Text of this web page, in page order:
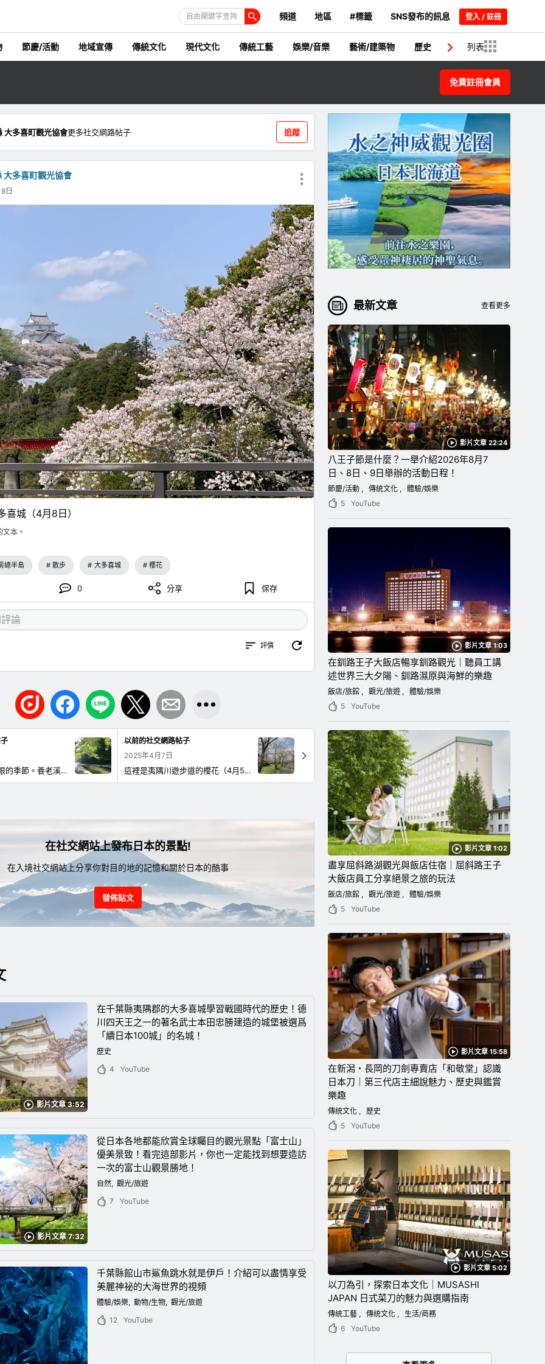
自由關鍵字查詢 頻道 地區 #標籤 SNS發布的訊息 登入 / 註冊
節慶/活動 地域宣傳 傳統文化 現代文化 傳統工藝 娛樂/音樂 藝術/建築物 歷史 日本人/名人
列表
免費註冊會員
大多喜町觀光協會更多社交網路帖子 追蹤
大多喜町觀光協會
日
喜城（4月8日）
本。
總半島 散步 大多喜城 櫻花
0 分享 保存
評價
時序進入新綠耀眼的季節。養老溪谷的步道，除了部分路段禁止通行外，皆可散步，但大雨過後可能會全面禁止通行。出發前請務必確認。 https://www.kankouotaki.com/
以前的社交網路帖子
2025年4月7日
這裡是夷隅川遊步道的櫻花（4月5日）
在社交網站上發布日本的景點!
在入境社交網站上分享你對目的地的記憶和關於日本的酷事
發佈貼文
影片文章 3:52
在千葉縣夷隅郡的大多喜城學習戰國時代的歷史！德
川四天王之一的著名武士本田忠勝建造的城堡被選爲
「續日本100城」的名城！
歷史
4
YouTube
影片文章 7:32
從日本各地都能欣賞全球矚目的觀光景點「富士山」
優美景致！看完這部影片，你也一定能找到想要造訪
一次的富士山觀景勝地！
自然
觀光/旅遊
7
YouTube
千葉縣館山市鯊魚跳水就是伊戶！介紹可以盡情享受
美麗神祕的大海世界的視頻
體驗/娛樂 動物/生物
觀光/旅遊
12
YouTube
最新文章 查看更多
影片文章 22:24
八王子節是什麼？一舉介紹2026年8月7
日、8日、9日舉辦的活動日程！
節慶/活動 傳統文化
體驗/娛樂
5
YouTube
影片文章 1:03
在釧路王子大飯店暢享釧路觀光｜聽員工講
述世界三大夕陽、釧路濕原與海鮮的樂趣
飯店/旅館 觀光/旅遊
體驗/娛樂
5
YouTube
影片文章 1:02
盡享屈斜路湖觀光與飯店住宿｜屈斜路王子
大飯店員工分享絕景之旅的玩法
飯店/旅館 觀光/旅遊
體驗/娛樂
5
YouTube
影片文章 15:58
在新潟・長岡的刀劍專賣店「和敬堂」認識
日本刀｜第三代店主細說魅力、歷史與鑑賞
樂趣
傳統文化
歷史
5
YouTube
影片文章 5:02
以刀為引，探索日本文化｜MUSASHI
JAPAN 日式菜刀的魅力與選購指南
傳統工藝 傳統文化
生活/商務
6
YouTube